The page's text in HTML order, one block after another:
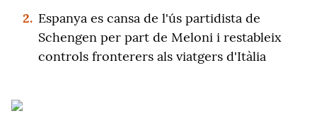
2. Espanya es cansa de l'ús partidista de
Schengen per part de Meloni i restableix
controls fronterers als viatgers d'Itàlia